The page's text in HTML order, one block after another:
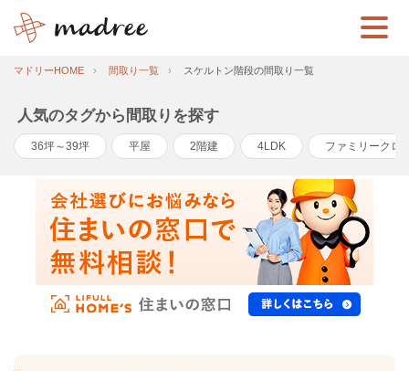
マドリーHOME 間取り一覧 スケルトン階段の間取り一覧
人気のタグから間取りを探す
36坪～39坪 平屋 2階建 4LDK ファミリークロ